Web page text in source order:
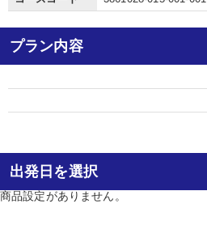
プラン内容
出発日を選択
商品設定がありません。